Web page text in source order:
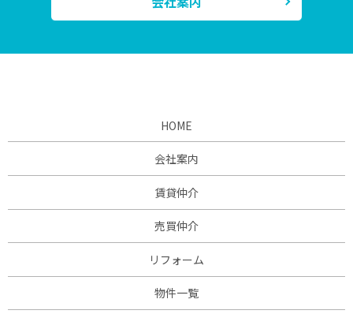
HOME
会社案内
賃貸仲介
売買仲介
リフォーム
物件一覧